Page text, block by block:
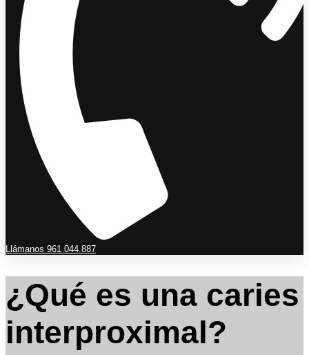
Llámanos 961 044 887
¿Qué es una caries
interproximal?